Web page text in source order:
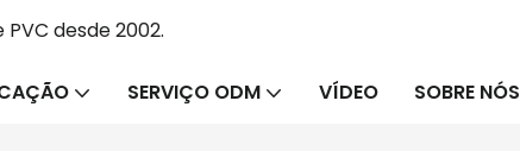
desde 2002.
SERVIÇO ODM VÍDEO SOBRE NÓS